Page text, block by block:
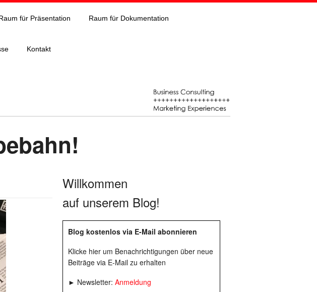
für Präsentation Raum für Dokumentation
Kontakt
Willkommen
auf unserem Blog!
Blog kostenlos via E-Mail abonnieren
Klicke hier um Benachrichtigungen über neue
Beiträge via E-Mail zu erhalten
► Newsletter: Anmeldung